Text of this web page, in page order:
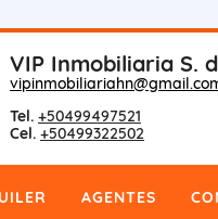
VIP Inmobiliaria S.
Tel. +50499497521
Cel. +50499322502
AGENTES